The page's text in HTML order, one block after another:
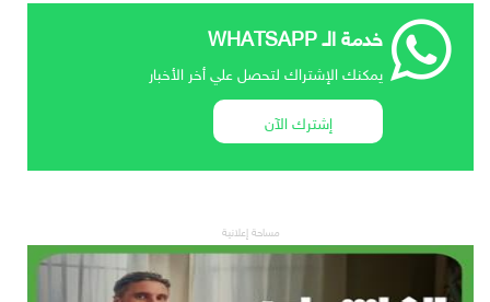
خدمة الـ WHATSAPP
يمكنك الإشتراك لتحصل علي أخر الأخبار
إشترك الآن
مساحة إعلانية